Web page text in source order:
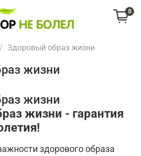
0
Здоровый образ жизни
жизни
жизни
жизни - гарантия
здорового образа